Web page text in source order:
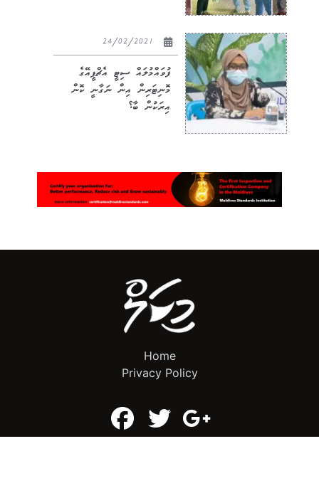
ފުވައްމުލައް ސިޓީ އެޗްޕީއޭގެ
މޮނިޓަރިން އިން ނަގާނީ ކޮން
އިރަކުން ބާ؟
Home
Privacy Policy